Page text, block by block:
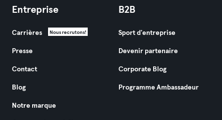
Entreprise
Carrières Nous recrutons!
Presse
Contact
Blog
Notre marque
B2B
Sport d'entreprise
Devenir partenaire
Corporate Blog
Programme Ambassadeur